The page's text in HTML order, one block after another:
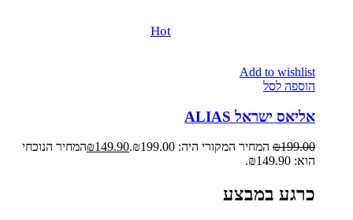
Hot
Add to wishlist
הוספה לסל
אליאס ישראל ALIAS
₪199.00 המחיר המקורי היה: ₪199.00. ₪149.90
המחיר הנוכחי
הוא: ₪149.90.
כרגע במבצע